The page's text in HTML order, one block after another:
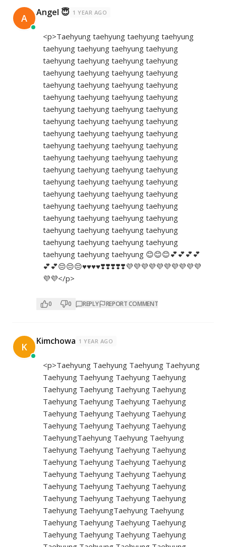
A Angel 😇 1 YEAR AGO
<p>Taehyung taehyung taehyung taehyung
taehyung taehyung taehyung taehyung
taehyung taehyung taehyung taehyung
taehyung taehyung taehyung taehyung
taehyung taehyung taehyung taehyung
taehyung taehyung taehyung taehyung
taehyung taehyung taehyung taehyung
taehyung taehyung taehyung taehyung
taehyung taehyung taehyung taehyung
taehyung taehyung taehyung taehyung
taehyung taehyung taehyung taehyung
taehyung taehyung taehyung taehyung
taehyung taehyung taehyung taehyung
taehyung taehyung taehyung taehyung
taehyung taehyung taehyung taehyung
taehyung taehyung taehyung taehyung
taehyung taehyung taehyung taehyung
taehyung taehyung taehyung taehyung
taehyung taehyung taehyung 😊😊😊💕💕💕💕
💕💕😔😔😔♥️♥️♥️♥️❣️❣️❣️❣️❣️💜💜💜💜💜💜💜💜💜💜
💜💜</p>
0 0 REPLY REPORT COMMENT
K Kimchowa 1 YEAR AGO
<p>Taehyung Taehyung Taehyung Taehyung
Taehyung Taehyung Taehyung Taehyung
Taehyung Taehyung Taehyung Taehyung
Taehyung Taehyung Taehyung Taehyung
Taehyung Taehyung Taehyung Taehyung
Taehyung Taehyung Taehyung Taehyung
TaehyungTaehyung Taehyung Taehyung
Taehyung Taehyung Taehyung Taehyung
Taehyung Taehyung Taehyung Taehyung
Taehyung Taehyung Taehyung Taehyung
Taehyung Taehyung Taehyung Taehyung
Taehyung Taehyung Taehyung Taehyung
Taehyung TaehyungTaehyung Taehyung
Taehyung Taehyung Taehyung Taehyung
Taehyung Taehyung Taehyung Taehyung